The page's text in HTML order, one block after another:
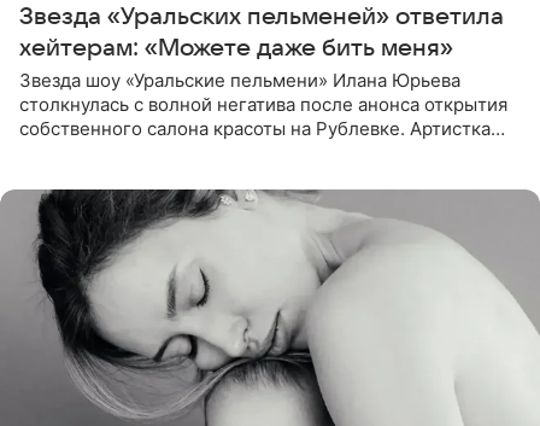
Звезда «Уральских пельменей» ответила
хейтерам: «Можете даже бить меня»
Звезда шоу «Уральские пельмени» Илана Юрьева
столкнулась с волной негатива после анонса открытия
собственного салона красоты на Рублевке. Артистка